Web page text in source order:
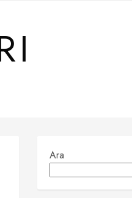
Ara